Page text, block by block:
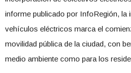
informe publicado por InfoRegión, la
vehículos eléctricos marca el
movilidad pública de la ciudad, con
medio ambiente como para los